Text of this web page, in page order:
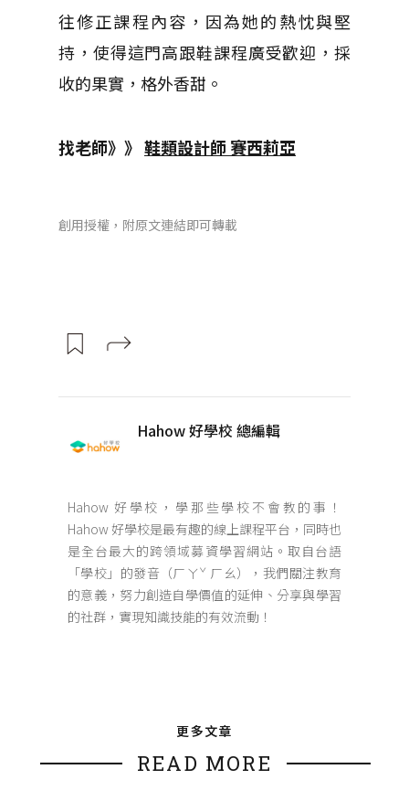
往修正課程內容，因為她的熱忱與堅
持，使得這門高跟鞋課程廣受歡迎，採
收的果實，格外香甜。
找老師》》 鞋類設計師 賽西莉亞
創用授權，附原文連結即可轉載
Hahow 好學校 總編輯
Hahow 好學校，學那些學校不會教的事！
Hahow 好學校是最有趣的線上課程平台，同時也
是全台最大的跨領域募資學習網站。取自台語
「學校」的發音（ㄏㄚˇ ㄏㄠ），我們關注教育
的意義，努力創造自學價值的延伸、分享與學習
的社群，實現知識技能的有效流動！
更多文章
READ MORE